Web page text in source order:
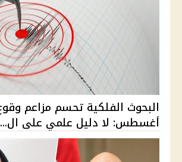
أغسطس: لا دليل علمي على ال...